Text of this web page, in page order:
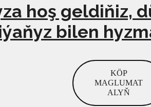
hoş geldiňiz,
bilen
KÖP
MAGLUMAT
ALYŇ